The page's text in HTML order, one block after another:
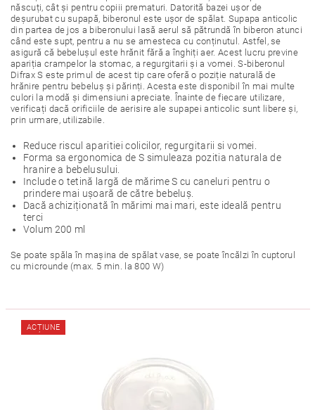
născuți, cât și pentru copiii prematuri. Datorită bazei ușor de
deșurubat cu supapă, biberonul este ușor de spălat. Supapa anticolic
din partea de jos a biberonului lasă aerul să pătrundă în biberon atunci
când este supt, pentru a nu se amesteca cu conținutul. Astfel, se
asigură că bebelușul este hrănit fără a înghiți aer. Acest lucru previne
apariția crampelor la stomac, a regurgitarii și a vomei. S-biberonul
Difrax S este primul de acest tip care oferă o poziție naturală de
hrănire pentru bebeluș și părinți. Acesta este disponibil în mai multe
culori la modă și dimensiuni apreciate. Înainte de fiecare utilizare,
verificați dacă orificiile de aerisire ale supapei anticolic sunt libere și,
prin urmare, utilizabile.
Reduce riscul aparitiei colicilor, regurgitarii si vomei.
Forma sa ergonomica de S simuleaza pozitia naturala de
hranire a bebelusului.
Include o tetină largă de mărime S cu caneluri pentru o
prindere mai ușoară de către bebeluș.
Dacă achiziționată în mărimi mai mari, este ideală pentru
terci
Volum 200 ml
Se poate spăla în mașina de spălat vase, se poate încălzi în cuptorul
cu microunde (max. 5 min. la 800 W)
ACȚIUNE